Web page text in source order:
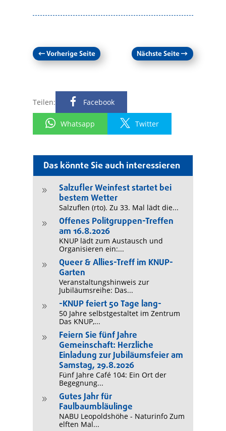
Das könnte Sie auch interessieren
9
Salzufler Weinfest startet bei
bestem Wetter
Salzuflen (rto). Zu 33. Mal lädt die...
9
Offenes Politgruppen-Treffen
am 16.8.2026
KNUP lädt zum Austausch und
Organisieren ein:...
9
Queer & Allies-Treff im KNUP-
Garten
Veranstaltungshinweis zur
Jubiläumsreihe: Das...
9 -KNUP feiert 50 Tage lang-
50 Jahre selbstgestaltet im Zentrum
Das KNUP,...
9
Feiern Sie fünf Jahre
Gemeinschaft: Herzliche
Einladung zur Jubiläumsfeier am
Samstag, 29.8.2026
Fünf Jahre Café 104: Ein Ort der
Begegnung...
9
Gutes Jahr für
Faulbaumbläulinge
NABU Leopoldshöhe - Naturinfo Zum
elften Mal...
←Vorherige Seite Nächste Seite→
Teilen: Facebook
Whatsapp Twitter